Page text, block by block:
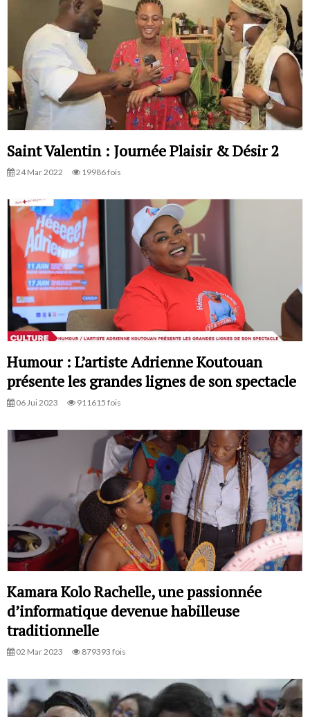
Saint Valentin : Journée Plaisir & Désir 2
24 Mar 2022 19986 fois
Humour : L’artiste Adrienne Koutouan
présente les grandes lignes de son spectacle
06 Jui 2023 911615 fois
Kamara Kolo Rachelle, une passionnée
d’informatique devenue habilleuse
traditionnelle
02 Mar 2023 879393 fois